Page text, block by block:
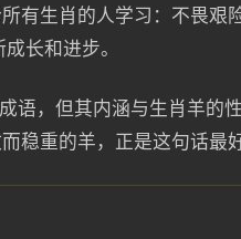
有生肖的人学习：不畏艰
长和进步。
语，但其内涵与生肖羊的
稳重的羊，正是这句话最